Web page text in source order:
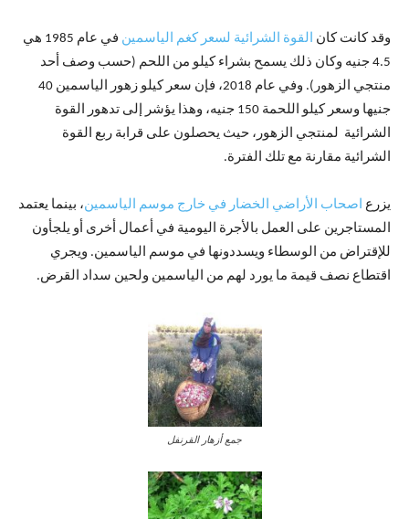
وقد كانت كان القوة الشرائية لسعر كغم الياسمين
في عام 1985 هي
4.5 جنيه وكان ذلك يسمح بشراء كيلو من اللحم (حسب وصف أحد
منتجي الزهور). وفي عام 2018، فإن سعر كيلو زهور الياسمين 40
جنيها وسعر كيلو اللحمة 150 جنيه، وهذا يؤشر إلى تدهور القوة
الشرائية لمنتجي الزهور، حيث يحصلون على قرابة ربع القوة
الشرائية مقارنة مع تلك الفترة.
يزرع اصحاب الأراضي الخضار في خارج موسم الياسمين، بينما يعتمد
المستاجرين على العمل بالأجرة اليومية في أعمال أخرى أو يلجأون
للإقتراض من الوسطاء ويسددونها في موسم الياسمين. ويجري
اقتطاع نصف قيمة ما يورد لهم من الياسمين ولحين سداد القرض.
جمع أزهار القرنفل